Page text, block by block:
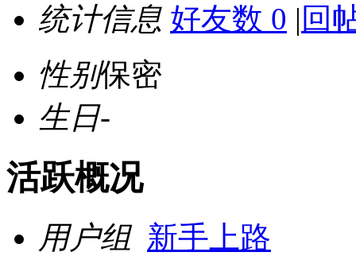
统计信息 好友数 0 | 回
性别保密
生日-
活跃概况
用户组 新手上路